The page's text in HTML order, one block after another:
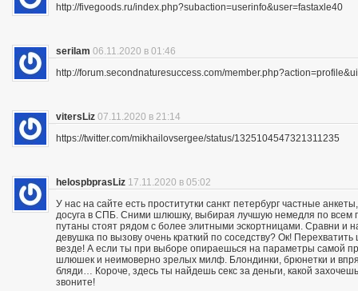
http://fivegoods.ru/index.php?subaction=userinfo&user=fastaxle40
serilam 06.11.2020 в 01:46
http://forum.secondnaturesuccess.com/
vitersLiz 07.11.2020 в 21:14
https://twitter.com/mikhailovsergee/status/1325104547321311235
helospbprasLiz 17.11.2020 в 05:02
У нас на сайте есть проститутки санкт петербург частные
досуга в СПБ. Сними шлюшку, выбирая лучшую немедля по всем
путаны стоят рядом с более элитными эскортницами. Сравни и
девушка по вызову очень краткий по соседству? Ок!
везде! А если ты при выборе опираешься на параметры самой
шлюшек и неимоверно зрелых милф. Блондинки, брюнетки и
бляди… Короче, здесь ты найдешь секс за деньги, какой
звоните!